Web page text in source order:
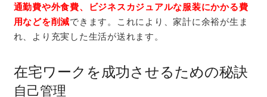
通勤費や外食費、ビジネスカジュアルな服装にかかる費
用などを削減できます。これにより、家計に余裕が生ま
れ、より充実した生活が送れます。
在宅ワークを成功させるための秘訣
自己管理